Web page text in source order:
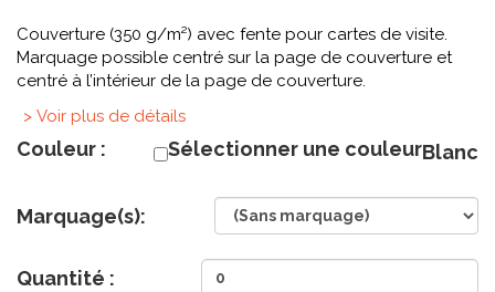
Couverture (350 g/m²) avec fente pour cartes de visite.
Marquage possible centré sur la page de couverture et
centré à l’intérieur de la page de couverture.
> Voir plus de détails
Couleur : Sélectionner une couleurBlanc
Marquage(s):
Quantité :